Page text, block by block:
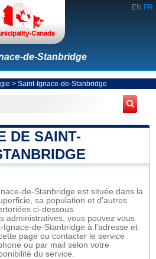
EN FR
de-Stanbridge
> Saint-Ignace-de-Stanbridge
DE SAINT-
de-Stanbridge est située dans la
sa population et d'autres
ci-dessous.
administratives, vous pouvez vous
Ignace-de-Stanbridge à l'adresse et
page ou contacter le service
ou par mail selon votre
du service.